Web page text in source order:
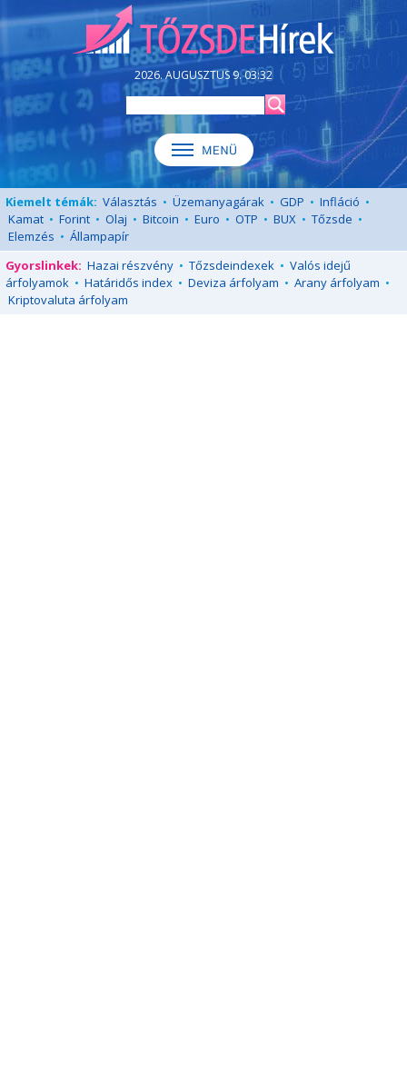
2026. AUGUSZTUS 9. 03:32
Kiemelt témák: Választás • Üzemanyagárak • GDP • Infláció •
Kamat • Forint • Olaj • Bitcoin • Euro • OTP • BUX • Tőzsde •
Elemzés • Állampapír
Gyorslinkek: Hazai részvény • Tőzsdeindexek • Valós idejű
árfolyamok • Határidős index • Deviza árfolyam • Arany árfolyam •
Kriptovaluta árfolyam